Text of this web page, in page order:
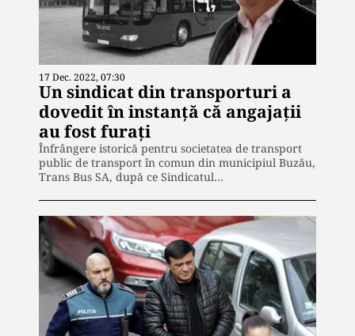
17 Dec. 2022, 07:30
Un sindicat din transporturi a
dovedit în instanță că angajații
au fost furați
Înfrângere istorică pentru societatea de transport
public de transport în comun din municipiul Buzău,
Trans Bus SA, după ce Sindicatul…